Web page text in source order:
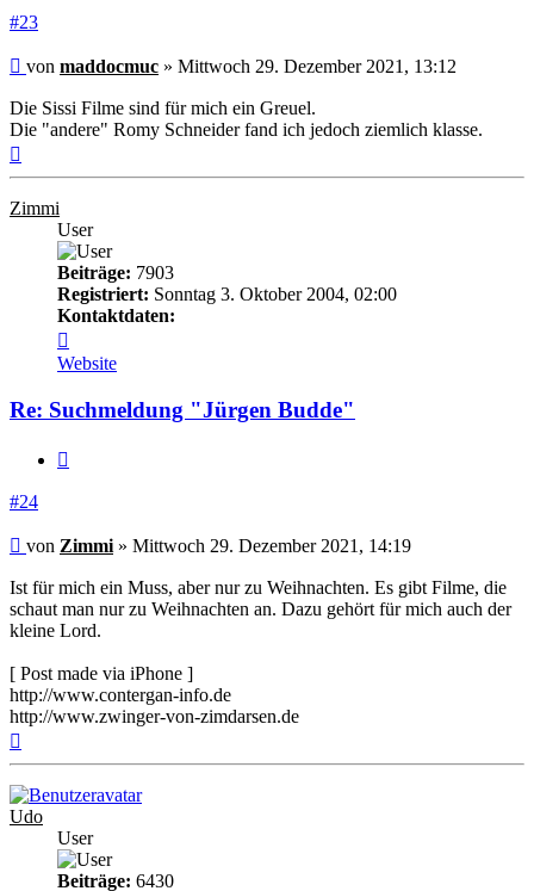
#23
Beitrag
von maddocmuc » Mittwoch 29. Dezember 2021, 13:12
Die Sissi Filme sind für mich ein Greuel.
Die "andere" Romy Schneider fand ich jedoch ziemlich klasse.
Zimmi
User
Beiträge: 7903
Registriert: Sonntag 3. Oktober 2004, 02:00
Kontaktdaten:
von
Zimmi
Website
Re: Suchmeldung "Jürgen Budde"
#24
Beitrag
von Zimmi » Mittwoch 29. Dezember 2021, 14:19
Ist für mich ein Muss, aber nur zu Weihnachten. Es gibt Filme, die
schaut man nur zu Weihnachten an. Dazu gehört für mich auch der
kleine Lord.
[ Post made via iPhone ]
http://www.contergan-info.de
http://www.zwinger-von-zimdarsen.de
Udo
User
Beiträge: 6430